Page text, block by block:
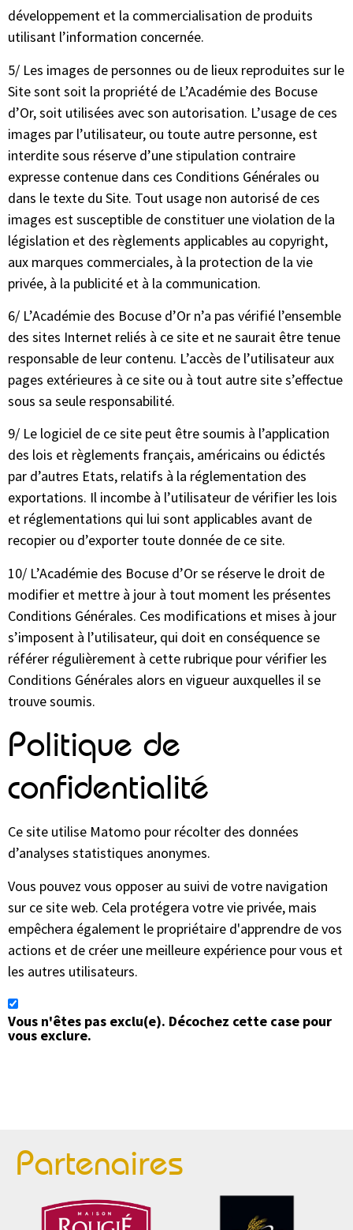
développement et la commercialisation de produits
utilisant l’information concernée.
5/ Les images de personnes ou de lieux reproduites sur le
Site sont soit la propriété de L’Académie des Bocuse
d’Or, soit utilisées avec son autorisation. L’usage de ces
images par l’utilisateur, ou toute autre personne, est
interdite sous réserve d’une stipulation contraire
expresse contenue dans ces Conditions Générales ou
dans le texte du Site. Tout usage non autorisé de ces
images est susceptible de constituer une violation de la
législation et des règlements applicables au copyright,
aux marques commerciales, à la protection de la vie
privée, à la publicité et à la communication.
6/ L’Académie des Bocuse d’Or n’a pas vérifié l’ensemble
des sites Internet reliés à ce site et ne saurait être tenue
responsable de leur contenu. L’accès de l’utilisateur aux
pages extérieures à ce site ou à tout autre site s’effectue
sous sa seule responsabilité.
9/ Le logiciel de ce site peut être soumis à l’application
des lois et règlements français, américains ou édictés
par d’autres Etats, relatifs à la réglementation des
exportations. Il incombe à l’utilisateur de vérifier les lois
et réglementations qui lui sont applicables avant de
recopier ou d’exporter toute donnée de ce site.
10/ L’Académie des Bocuse d’Or se réserve le droit de
modifier et mettre à jour à tout moment les présentes
Conditions Générales. Ces modifications et mises à jour
s’imposent à l’utilisateur, qui doit en conséquence se
référer régulièrement à cette rubrique pour vérifier les
Conditions Générales alors en vigueur auxquelles il se
trouve soumis.
Politique de
confidentialité
Ce site utilise Matomo pour récolter des données
d’analyses statistiques anonymes.
Vous pouvez vous opposer au suivi de votre navigation
sur ce site web. Cela protégera votre vie privée, mais
empêchera également le propriétaire d'apprendre de vos
actions et de créer une meilleure expérience pour vous et
les autres utilisateurs.
Vous n'êtes pas exclu(e). Décochez cette case pour
vous exclure.
Partenaires